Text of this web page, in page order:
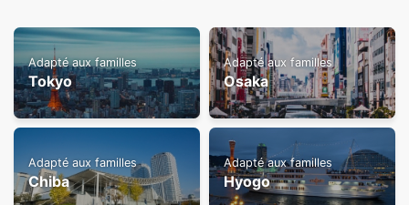
Adapté aux familles
Tokyo
Adapté aux familles
Osaka
Adapté aux familles
Chiba
Adapté aux familles
Hyogo